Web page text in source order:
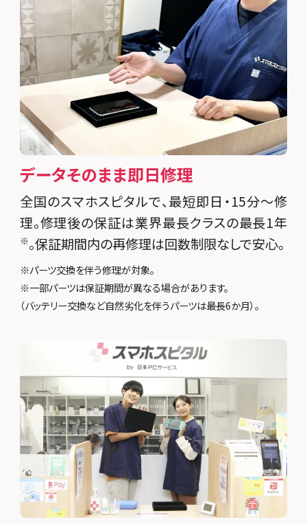
データそのまま即日修理
全国のスマホスピタルで、最短即日・15分～修
理。修理後の保証は業界最長クラスの最長1年
※。保証期間内の再修理は回数制限なしで安心。
※パーツ交換を伴う修理が対象。
※一部パーツは保証期間が異なる場合があります。
（バッテリー交換など自然劣化を伴うパーツは最長6か月）。